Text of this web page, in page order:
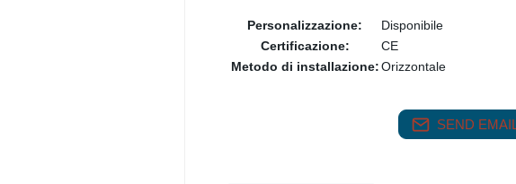
Personalizzazione:
Disponibile
Certificazione:
CE
Metodo di installazione:Orizzontale
SEND